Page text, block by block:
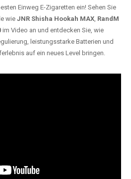
Einweg E-Zigaretten ein! Sehen Sie
wie JNR Shisha Hookah MAX, RandM
im Video an und entdecken Sie, wie
leistungsstarke Batterien und
auf ein neues Level bringen.